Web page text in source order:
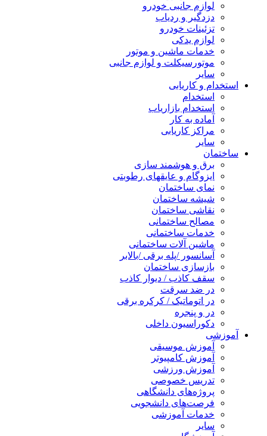
لوازم جانبی خودرو
دزدگیر و ردیاب
تزئینات خودرو
لوازم یدکی
خدمات ماشین و موتور
موتورسیکلت و لوازم جانبی
سایر
استخدام و کاریابی
استخدام
استخدام بازاریاب
آماده به کار
مراکز کاریابی
سایر
ساختمان
برق و هوشمند سازی
ایزوگام و عایقهای رطوبتی
نمای ساختمان
شیشه ساختمان
نقاشی ساختمان
مصالح ساختمانی
خدمات ساختمانی
ماشین آلات ساختمانی
آسانسور /پله برقی /بالابر
بازسازی ساختمان
سقف کاذب / دیوار کاذب
در ضد سرقت
در اتوماتیک / کرکره برقی
در و پنجره
دکوراسیون داخلی
آموزشی
آموزش موسیقی
آموزش کامپیوتر
آموزش ورزشی
تدریس خصوصی
پروژه‌های دانشگاهی
فرصت‌های دانشجویی
خدمات آموزشی
سایر